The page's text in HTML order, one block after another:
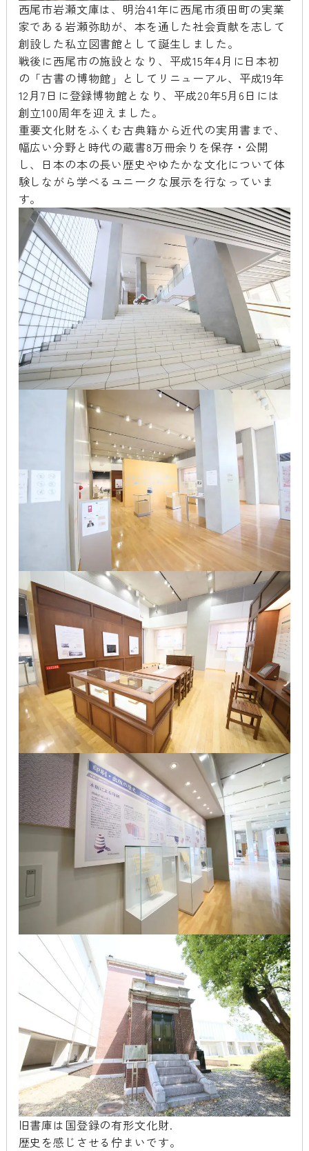
西尾市岩瀬文庫は、明治41年に西尾市須田町の実業
家である岩瀬弥助が、本を通した社会貢献を志して
創設した私立図書館として誕生しました。
戦後に西尾市の施設となり、平成15年4月に日本初
の「古書の博物館」としてリニューアル、平成19年
12月7日に登録博物館となり、平成20年5月6日には
創立100周年を迎えました。
重要文化財をふくむ古典籍から近代の実用書まで、
幅広い分野と時代の蔵書8万冊余りを保存・公開
し、日本の本の長い歴史やゆたかな文化について体
験しながら学べるユニークな展示を行なっていま
す。
旧書庫は国登録の有形文化財.
歴史を感じさせる佇まいです。